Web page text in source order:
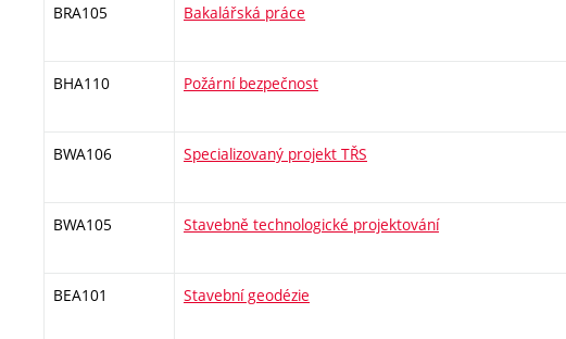
BRA105 Bakalářská práce
BHA110 Požární bezpečnost
BWA106 Specializovaný projekt TŘS
BWA105 Stavebně technologické projektování
BEA101 Stavební geodézie